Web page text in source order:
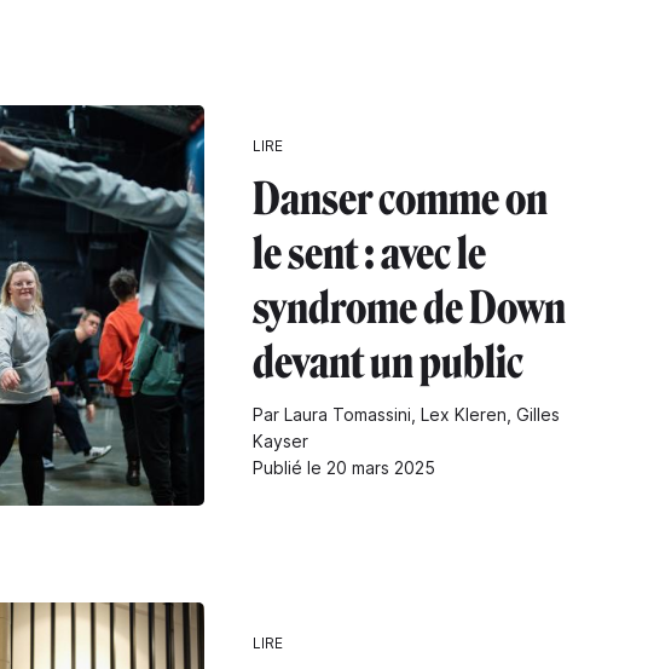
LIRE
Danser comme on
le sent : avec le
syndrome de Down
devant un public
Par Laura Tomassini, Lex Kleren, Gilles
Kayser
Publié le 20 mars 2025
LIRE